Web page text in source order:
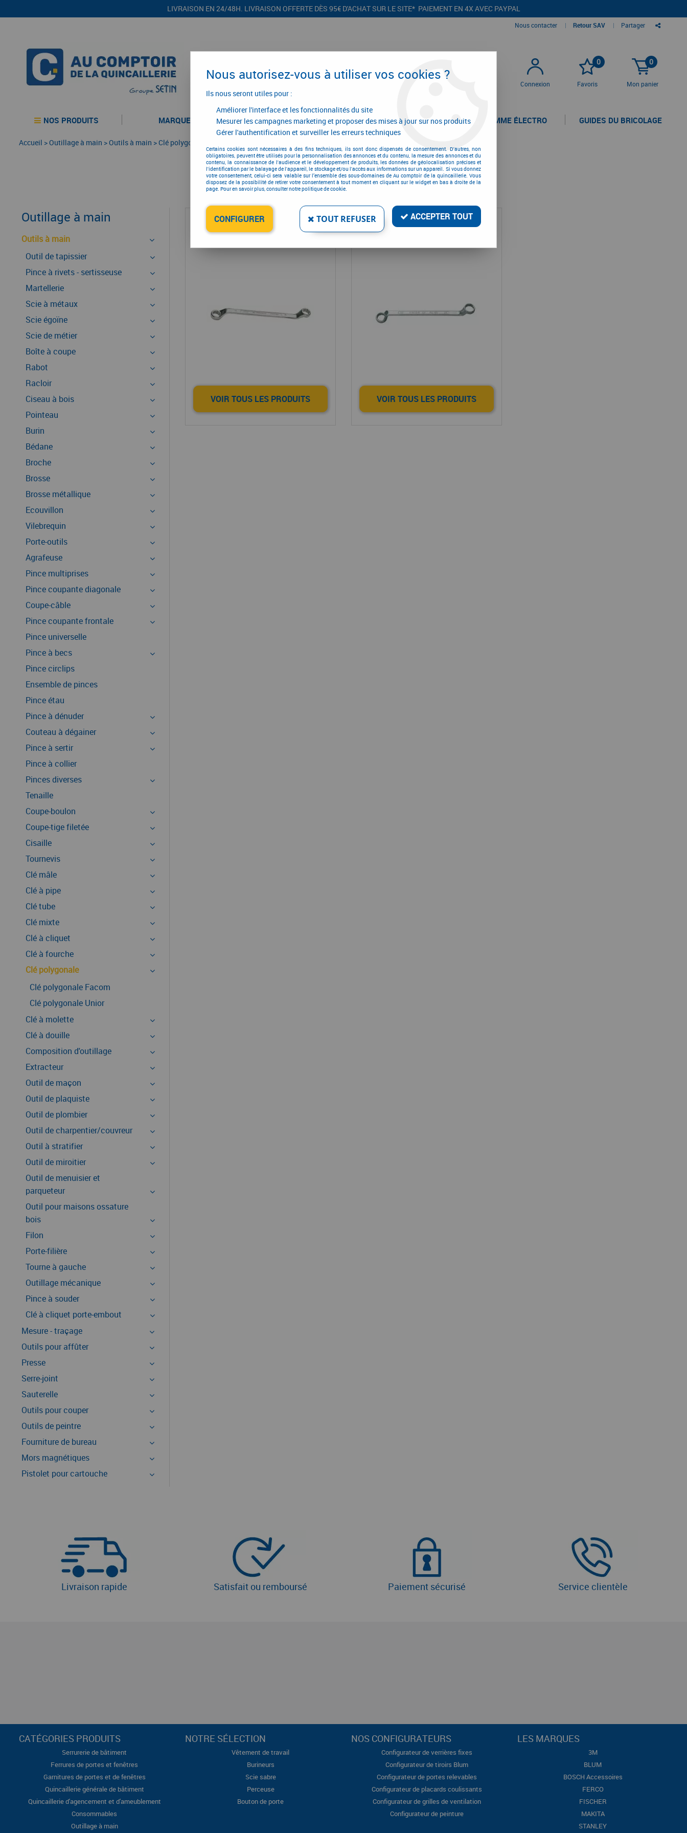
LIVRAISON EN 24/48H. LIVRAISON OFFERTE DÈS 95€ D'ACHAT SUR LE SITE* PAIEMENT EN 4X AVEC PAYPAL
Nous contacter | Retour SAV | Partager
Connexion
0
Favoris
0
Mon panier
NOS PRODUITS MARQUES CONFIGURATEURS PROMOTIONS LA GAMME ÉLECTRO GUIDES DU BRICOLAGE
Accueil >Outillage à main >Outils à main >Clé polygonale
Clé polygonale
Outillage à main
Outils à main
Outil de tapissier
Pince à rivets - sertisseuse
Martellerie
Scie à métaux
Scie égoïne
Scie de métier
Boîte à coupe
Rabot
Racloir
Ciseau à bois
Pointeau
Burin
Bédane
Broche
Brosse
Brosse métallique
Ecouvillon
Vilebrequin
Porte-outils
Agrafeuse
Pince multiprises
Pince coupante diagonale
Coupe-câble
Pince coupante frontale
Pince universelle
Pince à becs
Pince circlips
Ensemble de pinces
Pince étau
Pince à dénuder
Couteau à dégainer
Pince à sertir
Pince à collier
Pinces diverses
Tenaille
Coupe-boulon
Coupe-tige filetée
Cisaille
Tournevis
Clé mâle
Clé à pipe
Clé tube
Clé mixte
Clé à cliquet
Clé à fourche
Clé polygonale
Clé polygonale Facom
Clé polygonale Unior
Clé à molette
Clé à douille
Composition d'outillage
Extracteur
Outil de maçon
Outil de plaquiste
Outil de plombier
Outil de charpentier/couvreur
Outil à stratifier
Outil de miroitier
Outil de menuisier et
parqueteur
Outil pour maisons ossature
bois
Filon
Porte-filière
Tourne à gauche
Outillage mécanique
Pince à souder
Clé à cliquet porte-embout
Mesure - traçage
Outils pour affûter
Presse
Serre-joint
Sauterelle
Outils pour couper
Outils de peintre
Fourniture de bureau
Mors magnétiques
Pistolet pour cartouche
Clé polygonale Facom
VOIR TOUS LES PRODUITS
Clé polygonale Unior
VOIR TOUS LES PRODUITS
Livraison rapide Satisfait ou remboursé Paiement sécurisé Service clientèle
CATÉGORIES PRODUITS
Serrurerie de bâtiment
Ferrures de portes et fenêtres
Garnitures de portes et de fenêtres
Quincaillerie générale de bâtiment
Quincaillerie d'agencement et d'ameublement
Consommables
Outillage à main
NOTRE SÉLECTION
Vêtement de travail
Burineurs
Scie sabre
Perceuse
Bouton de porte
NOS CONFIGURATEURS
Configurateur de verrières fixes
Configurateur de tiroirs Blum
Configurateur de portes relevables
Configurateur de placards coulissants
Configurateur de grilles de ventilation
Configurateur de peinture
LES MARQUES
3M
BLUM
BOSCH Accessoires
FERCO
FISCHER
MAKITA
STANLEY
Nous autorisez-vous à utiliser vos cookies ?
Ils nous seront utiles pour :
Améliorer l'interface et les fonctionnalités du site
Mesurer les campagnes marketing et proposer des mises à jour sur nos produits
Gérer l'authentification et surveiller les erreurs techniques
Certains cookies sont nécessaires à des fins techniques, ils sont donc dispensés de consentement. D'autres, non
obligatoires, peuvent être utilisés pour la personnalisation des annonces et du contenu, la mesure des annonces et du
contenu, la connaissance de l'audience et le développement de produits, les données de géolocalisation précises et
l'identification par le balayage de l'appareil, le stockage et/ou l'accès aux informations sur un appareil. Si vous donnez
votre consentement, celui-ci sera valable sur l’ensemble des sous-domaines de Au comptoir de la quincaillerie. Vous
disposez de la possibilité de retirer votre consentement à tout moment en cliquant sur le widget en bas à droite de la
page. Pour en savoir plus, consulter notre politique de cookie.
CONFIGURER TOUT REFUSER ACCEPTER TOUT